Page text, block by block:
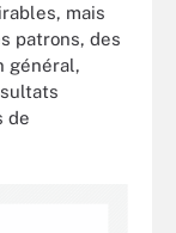
mais
patrons, des
général,
de